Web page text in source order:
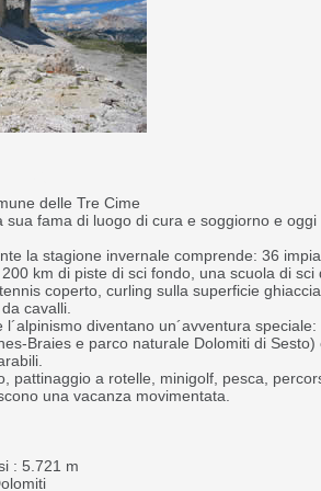
delle Tre Cime
sua fama di luogo di cura e soggiorno e
la stagione invernale comprende: 36
km di piste di sci fondo, una scuola di
coperto, curling sulla superficie
cavalli.
l´alpinismo diventano un´avventura
Braies e parco naturale Dolomiti di
pattinaggio a rotelle, minigolf, pesca,
una vacanza movimentata.
: 5.721 m